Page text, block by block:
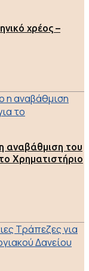
χρέος –
αναβάθμιση του
Χρηματιστήριο